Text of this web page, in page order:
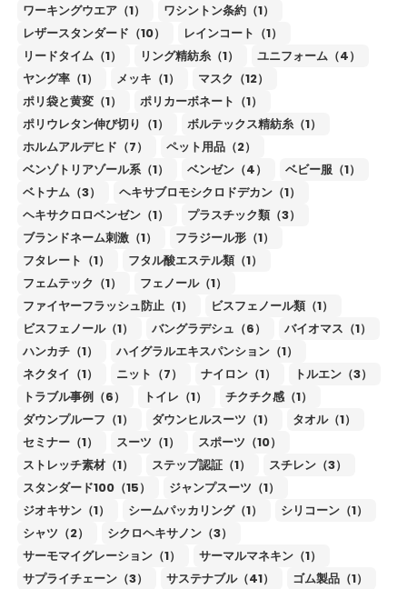
ワーキングウエア（1）
ワシントン条約（1）
レザースタンダード（10）
レインコート（1）
リードタイム（1）
リング精紡糸（1）
ユニフォーム（4）
ヤング率（1）
メッキ（1）
マスク（12）
ポリ袋と黄変（1）
ポリカーボネート（1）
ポリウレタン伸び切り（1）
ボルテックス精紡糸（1）
ホルムアルデヒド（7）
ペット用品（2）
ベンゾトリアゾール系（1）
ベンゼン（4）
ベビー服（1）
ベトナム（3）
ヘキサブロモシクロドデカン（1）
ヘキサクロロベンゼン（1）
プラスチック類（3）
ブランドネーム刺激（1）
フラジール形（1）
フタレート（1）
フタル酸エステル類（1）
フェムテック（1）
フェノール（1）
ファイヤーフラッシュ防止（1）
ビスフェノール類（1）
ビスフェノール（1）
バングラデシュ（6）
バイオマス（1）
ハンカチ（1）
ハイグラルエキスパンション（1）
ネクタイ（1）
ニット（7） ナイロン（1）
トルエン（3）
トラブル事例（6）
トイレ（1）
チクチク感（1）
ダウンプルーフ（1）
ダウンヒルスーツ（1）
タオル（1）
セミナー（1）
スーツ（1）
スポーツ（10）
ストレッチ素材（1）
ステップ認証（1）
スチレン（3）
スタンダード100（15）
ジャンプスーツ（1）
ジオキサン（1）
シームパッカリング（1）
シリコーン（1）
シャツ（2）
シクロヘキサノン（3）
サーモマイグレーション（1）
サーマルマネキン（1）
サプライチェーン（3）
サステナブル（41）
ゴム製品（1）